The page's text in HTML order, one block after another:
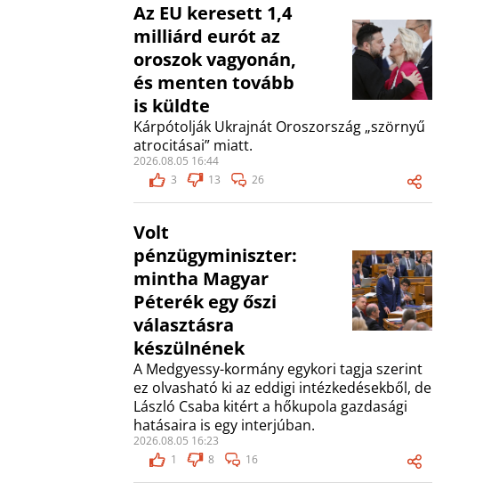
Az EU keresett 1,4
milliárd eurót az
oroszok vagyonán,
és menten tovább
is küldte
Kárpótolják Ukrajnát Oroszország „szörnyű
atrocitásai” miatt.
2026.08.05 16:44
3
13 26
Volt
pénzügyminiszter:
mintha Magyar
Péterék egy őszi
választásra
készülnének
A Medgyessy-kormány egykori tagja szerint
ez olvasható ki az eddigi intézkedésekből, de
László Csaba kitért a hőkupola gazdasági
hatásaira is egy interjúban.
2026.08.05 16:23
1
8 16